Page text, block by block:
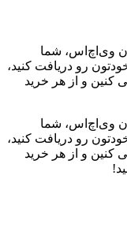
وی‌اچ‌اس، شما
رو دریافت کنید،
کنین و از هر خرید
وی‌اچ‌اس، شما
رو دریافت کنید،
کنین و از هر خرید